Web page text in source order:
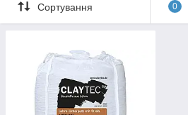
Сортування 0